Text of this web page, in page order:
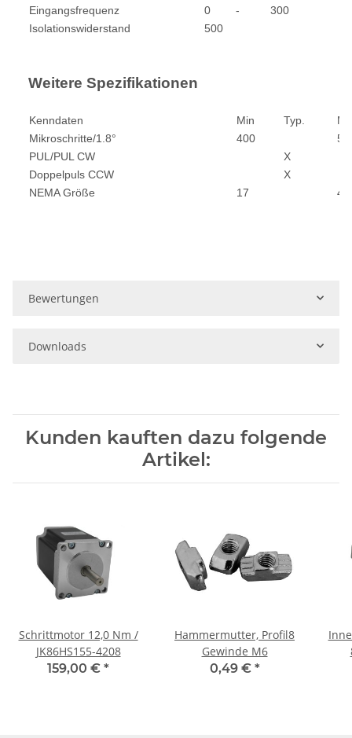
Eingangsfrequenz
0 -
300
Isolationswiderstand
500
Weitere Spezifikationen
Kenndaten Min Typ.
Mikroschritte/1.8°
400
PUL/PUL CW
X
Doppelpuls CCW
X
NEMA Größe
17 42
Bewertungen
Downloads
Kunden kauften dazu folgende
Artikel:
Schrittmotor 12,0 Nm /
JK86HS155-4208
159,00 € *
Hammermutter, Profil8
Gewinde M6
0,49 € *